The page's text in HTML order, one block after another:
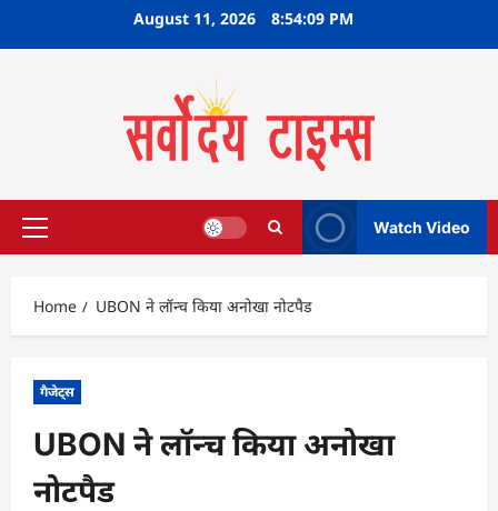
August 11, 2026 8:54:10 PM
Primary
Watch Video
Home UBON ने लॉन्च किया अनोखा नोटपैड
गैजेट्स
UBON ने लॉन्च किया अनोखा
नोटपैड